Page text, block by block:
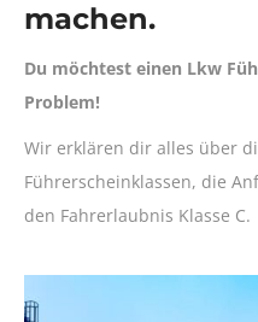
machen.
Du möchtest einen Lkw
Problem!
Wir erklären dir alles über
Führerscheinklassen, die
den Fahrerlaubnis Klasse C.